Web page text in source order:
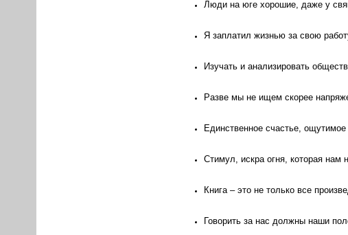
Люди на юге хорошие, даже у
Я заплатил жизнью за свою
Изучать и анализировать
Разве мы не ищем скорее
Единственное счастье,
Стимул, искра огня, которая нам
Книга – это не только все
Говорить за нас должны наши